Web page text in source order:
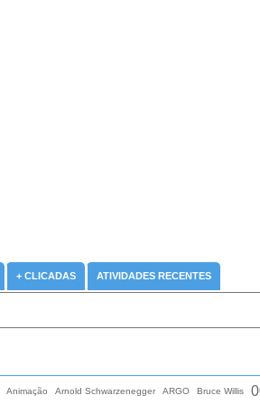
+ CLICADAS ATIVIDADES RECENTES
Animação Arnold Schwarzenegger ARGO Bruce Willis